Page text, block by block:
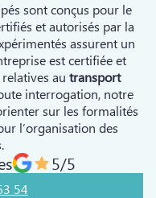
sont conçus pour le
et autorisés par la
assurent un
est certifiée et
au transport
interrogation, notre
sur les formalités
l’organisation des
5/5
54